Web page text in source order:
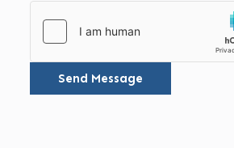
Send Message